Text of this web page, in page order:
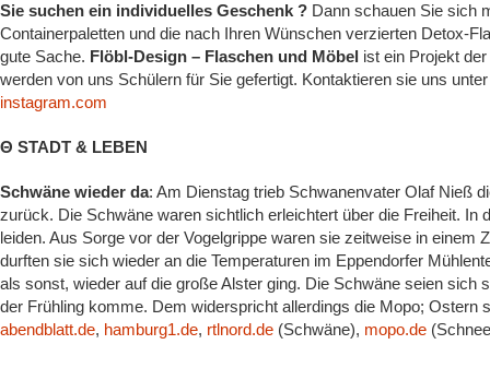
Sie suchen ein individuelles Geschenk ? Dann schauen Sie sich
Containerpaletten und die nach Ihren Wünschen verzierten Detox-
gute Sache. Flöbl-Design – Flaschen und Möbel ist ein Projekt
werden von uns Schülern für Sie gefertigt. Kontaktieren sie uns
instagram.com
Θ STADT & LEBEN
Schwäne wieder da: Am Dienstag trieb Schwanenvater Olaf Nieß
zurück. Die Schwäne waren sichtlich erleichtert über die Freiheit. In
leiden. Aus Sorge vor der Vogelgrippe waren sie zeitweise in einem
durften sie sich wieder an die Temperaturen im Eppendorfer
als sonst, wieder auf die große Alster ging. Die Schwäne seien sich
der Frühling komme. Dem widerspricht allerdings die Mopo; Ostern
abendblatt.de, hamburg1.de, rtlnord.de (Schwäne), mopo.de